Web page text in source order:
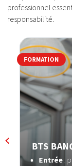
professionnel
responsabilité.
BTS
Entrée :
FORMATION